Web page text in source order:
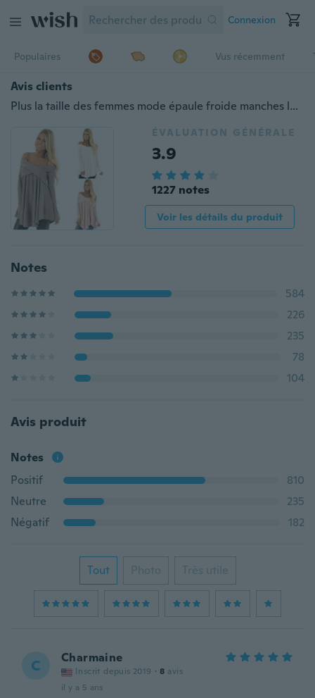
Connexion
Populaires Vus récemment
Avis clients
Plus la taille des femmes mode épaule froide manches longues couleur pure pull en tricot décontracté
ÉVALUATION GÉNÉRALE
3.9
1227 notes
Voir les détails du produit
Notes
584
226
235
78
104
Avis produit
Notes
Positif
810
Neutre
235
Négatif
182
Tout Photo Très utile
C Charmaine
Inscrit depuis 2019 · 8 avis
il y a 5 ans